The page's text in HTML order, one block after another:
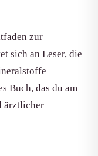
zur
sich an Leser, die
Buch, das du am
ärztlicher